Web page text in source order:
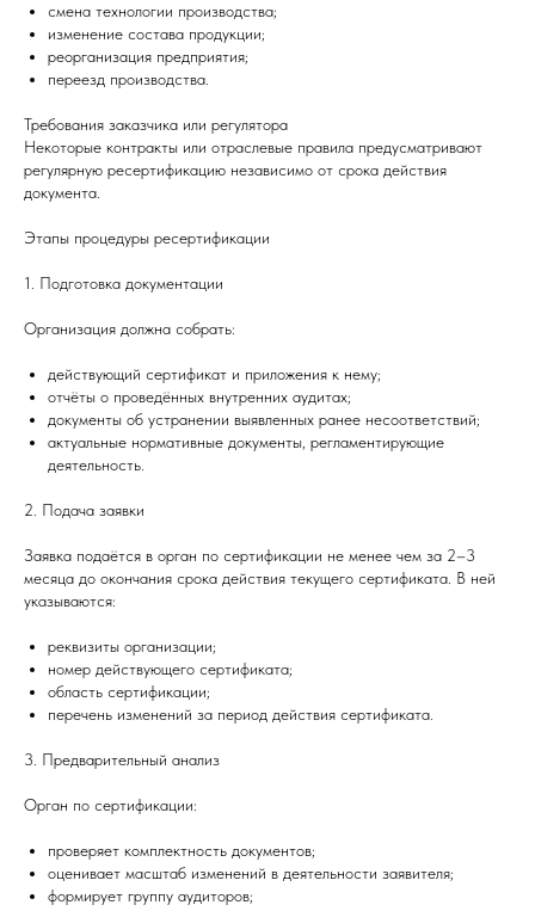
смена технологии производства;
изменение состава продукции;
реорганизация предприятия;
переезд производства.
Требования заказчика или регулятора
Некоторые контракты или отраслевые правила предусматривают
регулярную ресертификацию независимо от срока действия
документа.
Этапы процедуры ресертификации
1. Подготовка документации
Организация должна собрать:
действующий сертификат и приложения к нему;
отчёты о проведённых внутренних аудитах;
документы об устранении выявленных ранее несоответствий;
актуальные нормативные документы, регламентирующие
деятельность.
2. Подача заявки
Заявка подаётся в орган по сертификации не менее чем за 2–3
месяца до окончания срока действия текущего сертификата. В ней
указываются:
реквизиты организации;
номер действующего сертификата;
область сертификации;
перечень изменений за период действия сертификата.
3. Предварительный анализ
Орган по сертификации:
проверяет комплектность документов;
оценивает масштаб изменений в деятельности заявителя;
формирует группу аудиторов;